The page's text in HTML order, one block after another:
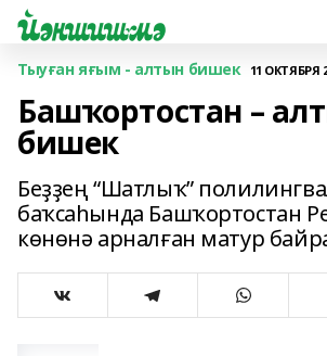
Тыуған яғым - алтын бишек 11 ОКТЯБРЯ
Башҡортостан –
бишек
Беҙҙең “Шатлыҡ”
баҡсаһында Башҡортостан
көнөнә арналған матур